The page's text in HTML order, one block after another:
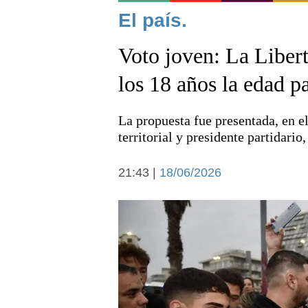
Noticias
Deportes
Arte y cultura
Economía y campo
El país.
Voto joven: La
los 18 años la edad
La propuesta fue presentada, en
territorial y presidente partidario,
21:43 | 18/06/2026